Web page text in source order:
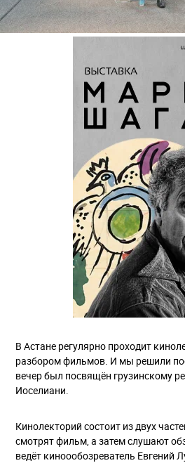
В Астане регулярно проходит
разбором фильмов. И мы решили
вечер был посвящён грузинскому
Иоселиани.
Кинолекторий состоит из двух
смотрят фильм, а затем слушают
ведёт киноообозреватель Евгений